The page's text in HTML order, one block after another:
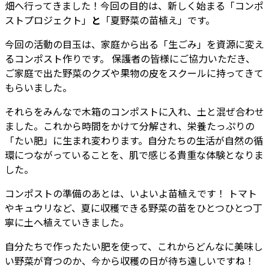
畑へ行ってきました！今回の目的は、新しく始まる「コンポ
ストプロジェクト」 と 「夏野菜の苗植え」です。
今回の活動の目玉は、家庭から出る「生ごみ」を資源に変え
るコンポスト作りです。 保護者の皆様にご協力いただき、
ご家庭で出た野菜のクズや果物の皮をスクールに持ってきて
もらいました。
それらをみんなで木箱のコンポストに入れ、土と混ぜ合わせ
ました。これから時間をかけて分解され、栄養たっぷりの
「たい肥」に生まれ変わります。自分たちの生活が自然の循
環につながっていることを、肌で感じる貴重な体験となりま
した。
コンポストの準備のあとは、いよいよ苗植えです！ トマト
やキュウリなど、夏に収穫できる野菜の苗をひとつひとつ丁
寧に土へ植えていきました。
自分たちで作ったたい肥を使って、これからどんなに美味し
い野菜が育つのか、今から収穫の日が待ち遠しいですね！